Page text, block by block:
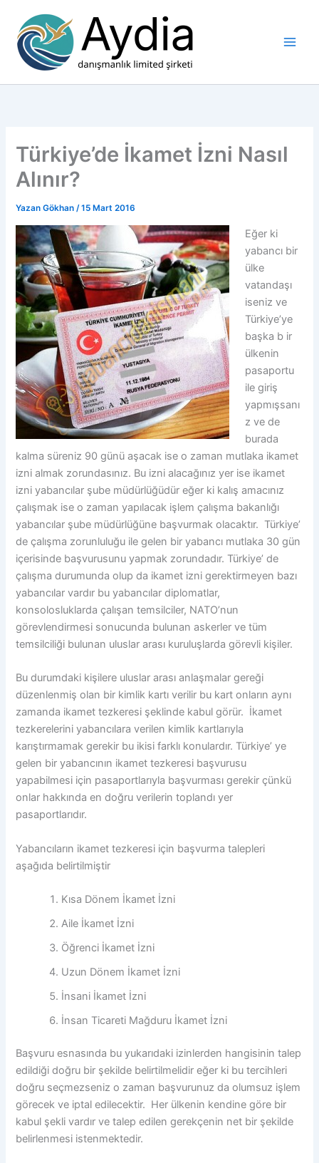
Türkiye’de İkamet İzni Nasıl
Alınır?
Yazan Gökhan/15 Mart 2016
Eğer ki
yabancı bir
ülke
vatandaşı
iseniz ve
Türkiye’ye
başka b ir
ülkenin
pasaportu
ile giriş
yapmışsanı
z ve de
burada
kalma süreniz 90 günü aşacak ise o zaman mutlaka ikamet
izni almak zorundasınız. Bu izni alacağınız yer ise ikamet
izni yabancılar şube müdürlüğüdür eğer ki kalış amacınız
çalışmak ise o zaman yapılacak işlem çalışma bakanlığı
yabancılar şube müdürlüğüne başvurmak olacaktır. Türkiye’
de çalışma zorunluluğu ile gelen bir yabancı mutlaka 30 gün
içerisinde başvurusunu yapmak zorundadır. Türkiye’ de
çalışma durumunda olup da ikamet izni gerektirmeyen bazı
yabancılar vardır bu yabancılar diplomatlar,
konsolosluklarda çalışan temsilciler, NATO’nun
görevlendirmesi sonucunda bulunan askerler ve tüm
temsilciliği bulunan uluslar arası kuruluşlarda görevli kişiler.
Bu durumdaki kişilere uluslar arası anlaşmalar gereği
düzenlenmiş olan bir kimlik kartı verilir bu kart onların aynı
zamanda ikamet tezkeresi şeklinde kabul görür. İkamet
tezkerelerini yabancılara verilen kimlik kartlarıyla
karıştırmamak gerekir bu ikisi farklı konulardır. Türkiye’ ye
gelen bir yabancının ikamet tezkeresi başvurusu
yapabilmesi için pasaportlarıyla başvurması gerekir çünkü
onlar hakkında en doğru verilerin toplandı yer
pasaportlarıdır.
Yabancıların ikamet tezkeresi için başvurma talepleri
aşağıda belirtilmiştir
Kısa Dönem İkamet İzni
Aile İkamet İzni
Öğrenci İkamet İzni
Uzun Dönem İkamet İzni
İnsani İkamet İzni
İnsan Ticareti Mağduru İkamet İzni
Başvuru esnasında bu yukarıdaki izinlerden hangisinin talep
edildiği doğru bir şekilde belirtilmelidir eğer ki bu tercihleri
doğru seçmezseniz o zaman başvurunuz da olumsuz işlem
görecek ve iptal edilecektir. Her ülkenin kendine göre bir
kabul şekli vardır ve talep edilen gerekçenin net bir şekilde
belirlenmesi istenmektedir.